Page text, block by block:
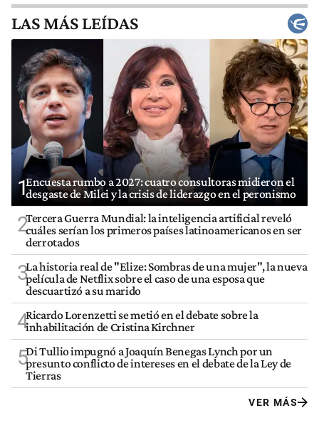
LAS MÁS LEÍDAS
1Encuesta rumbo a 2027: cuatro consultoras midieron el
desgaste de Milei y la crisis de liderazgo en el peronismo
2Tercera Guerra Mundial: la inteligencia artificial reveló
cuáles serían los primeros países latinoamericanos en ser
derrotados
3La historia real de "Elize: Sombras de una mujer", la nueva
película de Netflix sobre el caso de una esposa que
descuartizó a su marido
4Ricardo Lorenzetti se metió en el debate sobre la
inhabilitación de Cristina Kirchner
5Di Tullio impugnó a Joaquín Benegas Lynch por un
presunto conflicto de intereses en el debate de la Ley de
Tierras
VER MÁS